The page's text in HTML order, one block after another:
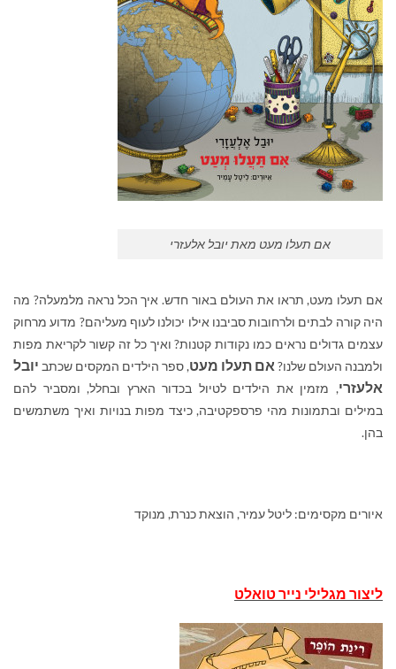
אם תעלו מעט מאת יובל אלעזרי
אם תעלו מעט, תראו את העולם באור חדש. איך הכל נראה מלמעלה? מה
היה קורה לבתים ולרחובות סביבנו אילו יכולנו לעוף מעליהם? מדוע מרחוק
עצמים גדולים נראים כמו נקודות קטנות? ואיך כל זה קשור לקריאת מפות
ולמבנה העולם שלנו? אם תעלו מעט, ספר הילדים המקסים שכתב יובל
אלעזרי, מזמין את הילדים לטיול בכדור הארץ ובחלל, ומסביר להם
במילים ובתמונות מהי פרספקטיבה, כיצד מפות בנויות ואיך משתמשים
בהן.
איורים מקסימים: ליטל עמיר, הוצאת כנרת, מנוקד
ליצור מגלילי נייר טואלט